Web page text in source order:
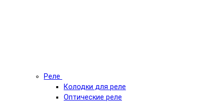
Реле
Колодки для реле
Оптические реле